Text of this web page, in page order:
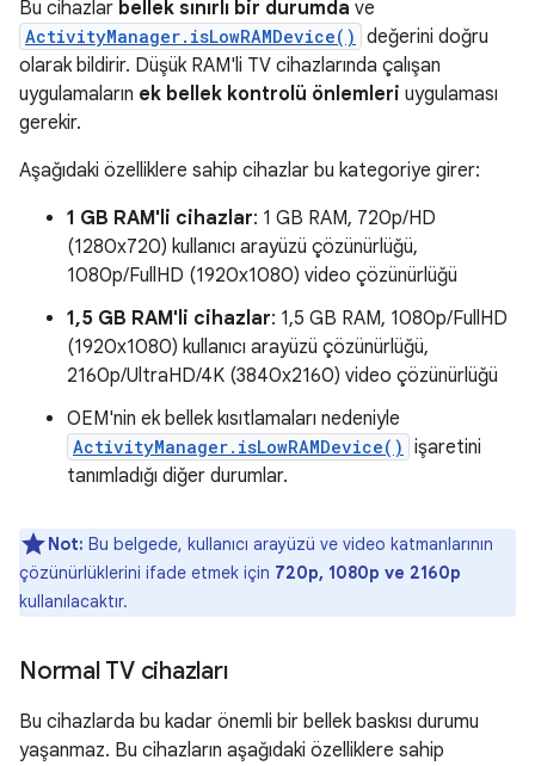
Bu cihazlar bellek sınırlı bir durumda ve
ActivityManager.isLowRAMDevice() değerini doğru
olarak bildirir. Düşük RAM'li TV cihazlarında çalışan
uygulamaların ek bellek kontrolü önlemleri uygulaması
gerekir.
Aşağıdaki özelliklere sahip cihazlar bu kategoriye girer:
1 GB RAM'li cihazlar: 1 GB RAM, 720p/HD
(1280x720) kullanıcı arayüzü çözünürlüğü,
1080p/FullHD (1920x1080) video çözünürlüğü
1,5 GB RAM'li cihazlar: 1,5 GB RAM, 1080p/FullHD
(1920x1080) kullanıcı arayüzü çözünürlüğü,
2160p/UltraHD/4K (3840x2160) video çözünürlüğü
OEM'nin ek bellek kısıtlamaları nedeniyle
ActivityManager.isLowRAMDevice() işaretini
tanımladığı diğer durumlar.
Not: Bu belgede, kullanıcı arayüzü ve video katmanlarının
çözünürlüklerini ifade etmek için 720p, 1080p ve 2160p
kullanılacaktır.
Normal TV cihazları
Bu cihazlarda bu kadar önemli bir bellek baskısı durumu
yaşanmaz. Bu cihazların aşağıdaki özelliklere sahip